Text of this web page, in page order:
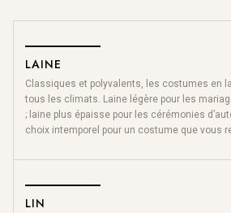
LAINE
Classiques et polyvalents, les costumes en
tous les climats. Laine légère pour les
; laine plus épaisse pour les cérémonies
choix intemporel pour un costume que vous
LIN